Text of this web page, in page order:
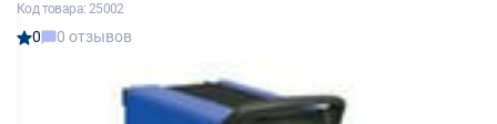
Код товара: 25002
0 0 отзывов